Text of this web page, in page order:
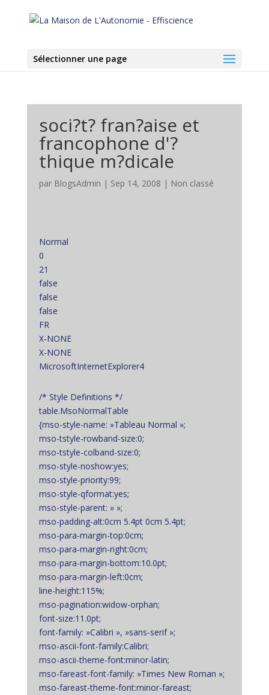
Sélectionner une page
soci?t? fran?aise et
francophone d'?
thique m?dicale
par BlogsAdmin | Sep 14, 2008 | Non classé
Normal
0
21
false
false
false
FR
X-NONE
X-NONE
MicrosoftInternetExplorer4
/* Style Definitions */
table.MsoNormalTable
{mso-style-name: »Tableau Normal »;
mso-tstyle-rowband-size:0;
mso-tstyle-colband-size:0;
mso-style-noshow:yes;
mso-style-priority:99;
mso-style-qformat:yes;
mso-style-parent: » »;
mso-padding-alt:0cm 5.4pt 0cm 5.4pt;
mso-para-margin-top:0cm;
mso-para-margin-right:0cm;
mso-para-margin-bottom:10.0pt;
mso-para-margin-left:0cm;
line-height:115%;
mso-pagination:widow-orphan;
font-size:11.0pt;
font-family: »Calibri », »sans-serif »;
mso-ascii-font-family:Calibri;
mso-ascii-theme-font:minor-latin;
mso-fareast-font-family: »Times New Roman »;
mso-fareast-theme-font:minor-fareast;